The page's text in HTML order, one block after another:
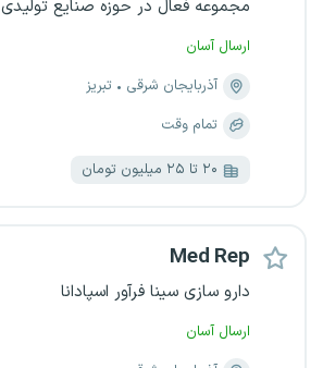
مجموعه فعال در حوزه صنایع تولیدی
ارسال آسان
آذربایجان شرقی
تبریز
تمام وقت
۲۰ تا ۲۵ میلیون تومان
Med Rep
دارو سازی سینا فرآور اسپادانا
ارسال آسان